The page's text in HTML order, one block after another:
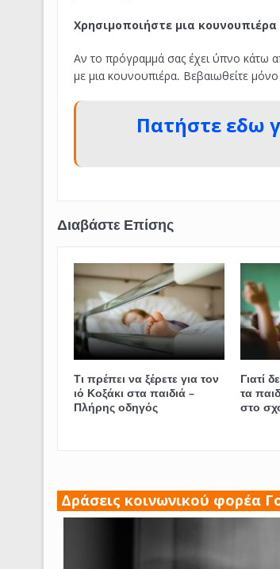
Χρησιμοποιήστε μια κουνουπιέρα
Αν το πρόγραμμά σας έχει ύπνο κάτω
με μια κουνουπιέρα. Βεβαιωθείτε
Πατήστε εδω
Τι πρέπει να ξέρετε για τον
ιό Κοξάκι στα παιδιά –
Πλήρης οδηγός
Γιατί
τα
στο
Δράσεις κοινωνικού φορέα